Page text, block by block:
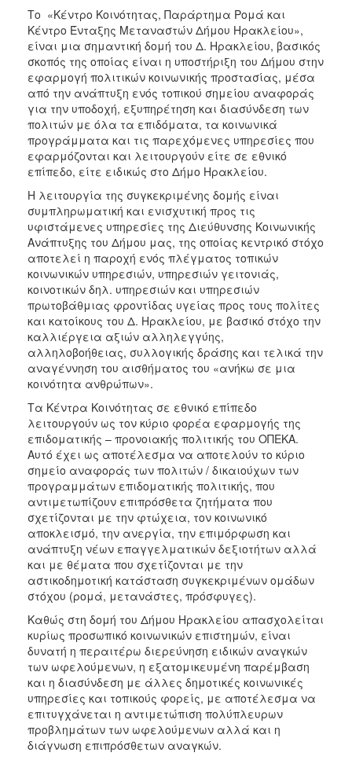
Υγεία
Αυτόματοι
Απινιδωτές
ΤΟΠΟΣ
ΔΗΜΟΣ
ΠΟΛΙΤΙΣΜΟΣ
Το «Κέντρο Κοινότητας, Παράρτημα Ρομά και
Κέντρο Ένταξης Μεταναστών Δήμου Ηρακλείου»,
είναι μια σημαντική δομή του Δ. Ηρακλείου, βασικός
σκοπός της οποίας είναι η υποστήριξη του Δήμου στην
εφαρμογή πολιτικών κοινωνικής προστασίας, μέσα
από την ανάπτυξη ενός τοπικού σημείου αναφοράς
για την υποδοχή, εξυπηρέτηση και διασύνδεση των
πολιτών με όλα τα επιδόματα, τα κοινωνικά
προγράμματα και τις παρεχόμενες υπηρεσίες που
εφαρμόζονται και λειτουργούν είτε σε εθνικό
επίπεδο, είτε ειδικώς στο Δήμο Ηρακλείου.
Η λειτουργία της συγκεκριμένης δομής είναι
συμπληρωματική και ενισχυτική προς τις
υφιστάμενες υπηρεσίες της Διεύθυνσης Κοινωνικής
Ανάπτυξης του Δήμου μας, της οποίας κεντρικό στόχο
αποτελεί η παροχή ενός πλέγματος τοπικών
κοινωνικών υπηρεσιών, υπηρεσιών γειτονιάς,
κοινοτικών δηλ. υπηρεσιών και υπηρεσιών
πρωτοβάθμιας φροντίδας υγείας προς τους πολίτες
και κατοίκους του Δ. Ηρακλείου, με βασικό στόχο την
καλλιέργεια αξιών αλληλεγγύης,
αλληλοβοήθειας, συλλογικής δράσης και τελικά την
αναγέννηση του αισθήματος του «ανήκω σε μια
κοινότητα ανθρώπων».
Τα Κέντρα Κοινότητας σε εθνικό επίπεδο
λειτουργούν ως τον κύριο φορέα εφαρμογής της
επιδοματικής – προνοιακής πολιτικής του ΟΠΕΚΑ.
Αυτό έχει ως αποτέλεσμα να αποτελούν το κύριο
σημείο αναφοράς των πολιτών / δικαιούχων των
προγραμμάτων επιδοματικής πολιτικής, που
αντιμετωπίζουν επιπρόσθετα ζητήματα που
σχετίζονται με την φτώχεια, τον κοινωνικό
αποκλεισμό, την ανεργία, την επιμόρφωση και
ανάπτυξη νέων επαγγελματικών δεξιοτήτων αλλά
και με θέματα που σχετίζονται με την
αστικοδημοτική κατάσταση συγκεκριμένων ομάδων
στόχου (ρομά, μετανάστες, πρόσφυγες).
Καθώς στη δομή του Δήμου Ηρακλείου απασχολείται
κυρίως προσωπικό κοινωνικών επιστημών, είναι
δυνατή η περαιτέρω διερεύνηση ειδικών αναγκών
των ωφελούμενων, η εξατομικευμένη παρέμβαση
και η διασύνδεση με άλλες δημοτικές κοινωνικές
υπηρεσίες και τοπικούς φορείς, με αποτέλεσμα να
επιτυγχάνεται η αντιμετώπιση πολύπλευρων
προβλημάτων των ωφελούμενων αλλά και η
διάγνωση επιπρόσθετων αναγκών.